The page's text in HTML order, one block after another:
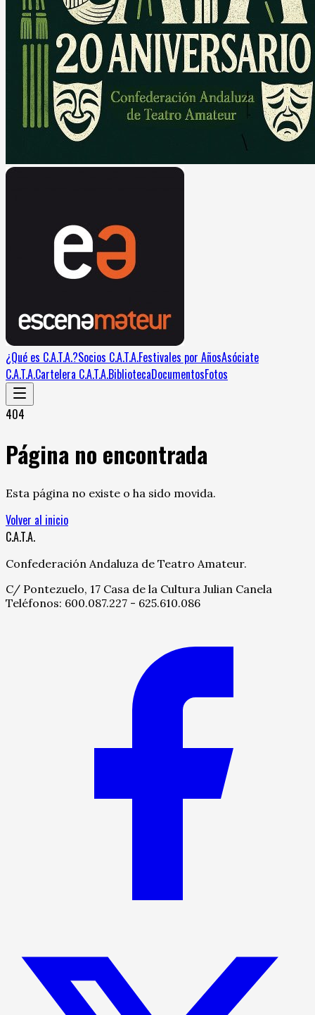
¿Qué es C.A.T.A.?Socios C.A.T.A.Festivales por AñosAsóciate
C.A.T.A.Cartelera C.A.T.A.BibliotecaDocumentosFotos
404
Página no encontrada
Esta página no existe o ha sido movida.
Volver al inicio
C.A.T.A.
Confederación Andaluza de Teatro Amateur.
C/ Pontezuelo, 17 Casa de la Cultura Julian Canela
Teléfonos: 600.087.227 - 625.610.086